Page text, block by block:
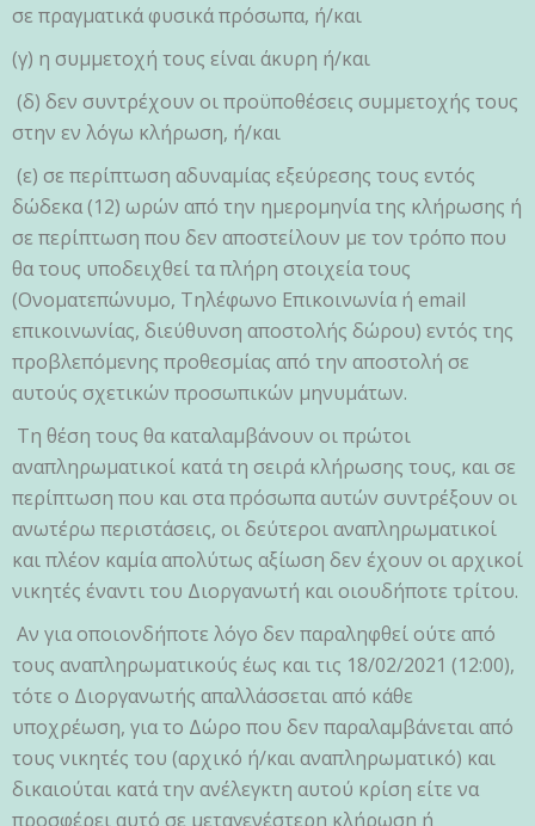
σε πραγματικά φυσικά πρόσωπα, ή/και
(γ) η συμμετοχή τους είναι άκυρη ή/και
(δ) δεν συντρέχουν οι προϋποθέσεις συμμετοχής τους
στην εν λόγω κλήρωση, ή/και
(ε) σε περίπτωση αδυναμίας εξεύρεσης τους εντός
δώδεκα (12) ωρών από την ημερομηνία της κλήρωσης ή
σε περίπτωση που δεν αποστείλουν με τον τρόπο που
θα τους υποδειχθεί τα πλήρη στοιχεία τους
(Ονοματεπώνυμο, Τηλέφωνο Επικοινωνία ή email
επικοινωνίας, διεύθυνση αποστολής δώρου) εντός της
προβλεπόμενης προθεσμίας από την αποστολή σε
αυτούς σχετικών προσωπικών μηνυμάτων.
Τη θέση τους θα καταλαμβάνουν οι πρώτοι
αναπληρωματικοί κατά τη σειρά κλήρωσης τους, και σε
περίπτωση που και στα πρόσωπα αυτών συντρέξουν οι
ανωτέρω περιστάσεις, οι δεύτεροι αναπληρωματικοί
και πλέον καμία απολύτως αξίωση δεν έχουν οι αρχικοί
νικητές έναντι του Διοργανωτή και οιουδήποτε τρίτου.
Αν για οποιονδήποτε λόγο δεν παραληφθεί ούτε από
τους αναπληρωματικούς έως και τις 18/02/2021 (12:00),
τότε ο Διοργανωτής απαλλάσσεται από κάθε
υποχρέωση, για το Δώρο που δεν παραλαμβάνεται από
τους νικητές του (αρχικό ή/και αναπληρωματικό) και
δικαιούται κατά την ανέλεγκτη αυτού κρίση είτε να
προσφέρει αυτό σε μεταγενέστερη κλήρωση ή